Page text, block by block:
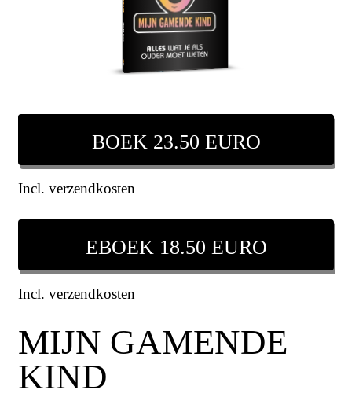
BOEK 23.50 EURO
Incl. verzendkosten
EBOEK 18.50 EURO
Incl. verzendkosten
MIJN GAMENDE
KIND